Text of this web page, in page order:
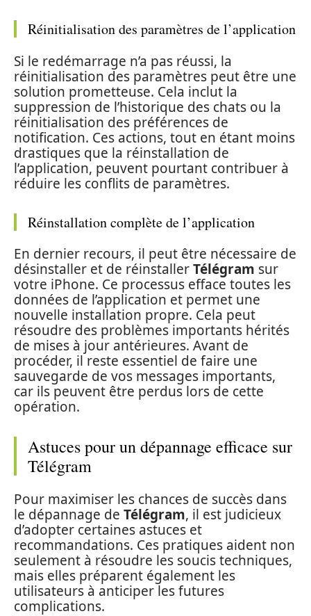
Réinitialisation des paramètres de l’application
Si le redémarrage n’a pas réussi, la
réinitialisation des paramètres peut être une
solution prometteuse. Cela inclut la
suppression de l’historique des chats ou la
réinitialisation des préférences de
notification. Ces actions, tout en étant moins
drastiques que la réinstallation de
l’application, peuvent pourtant contribuer à
réduire les conflits de paramètres.
Réinstallation complète de l’application
En dernier recours, il peut être nécessaire de
désinstaller et de réinstallerTélégram sur
votre iPhone. Ce processus efface toutes les
données de l’application et permet une
nouvelle installation propre. Cela peut
résoudre des problèmes importants hérités
de mises à jour antérieures. Avant de
procéder, il reste essentiel de faire une
sauvegarde de vos messages importants,
car ils peuvent être perdus lors de cette
opération.
Astuces pour un dépannage efficace sur
Télégram
Pour maximiser les chances de succès dans
le dépannage de Télégram, il est judicieux
d’adopter certaines astuces et
recommandations. Ces pratiques aident non
seulement à résoudre les soucis techniques,
mais elles préparent également les
utilisateurs à anticiper les futures
complications.